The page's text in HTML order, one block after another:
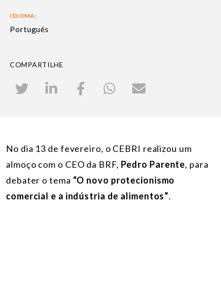
IDIOMA:
Português
COMPARTILHE
No dia 13 de fevereiro, o CEBRI realizou um
almoço com o CEO da BRF, Pedro Parente, para
debater o tema “O novo protecionismo
comercial e a indústria de alimentos”.